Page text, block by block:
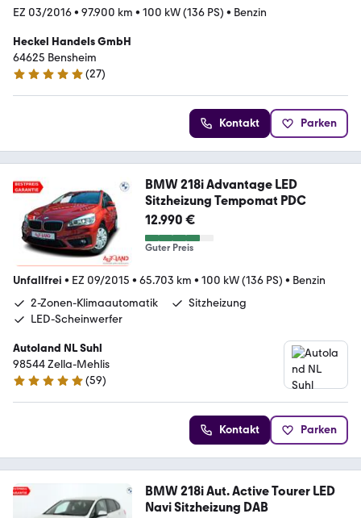
EZ 03/2016• 97.900 km • 100 kW (136 PS) • Benzin
Heckel Handels GmbH
64625 Bensheim
4.8 Sterne
(27)
Kontakt Parken
BMW 218i Advantage LED
Sitzheizung Tempomat PDC
12.990 €
Guter Preis
Unfallfrei • EZ 09/2015 • 65.703 km • 100 kW (136 PS) • Benzin
2-Zonen-Klimaautomatik
Sitzheizung
LED-Scheinwerfer
Autoland NL Suhl
98544 Zella-Mehlis
5 Sterne
(59)
Kontakt Parken
BMW 218i Aut. Active Tourer LED
Navi Sitzheizung DAB